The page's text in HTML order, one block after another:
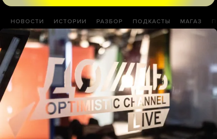
НОВОСТИ ИСТОРИИ РАЗБОР ПОДКАСТЫ МАГАЗ